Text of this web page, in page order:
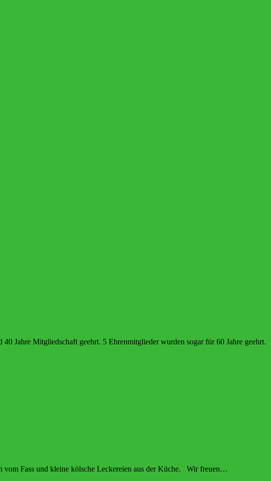
Jahre Mitgliedschaft geehrt. 5 Ehrenmitglieder wurden sogar für 60 Jahre geehrt.
Fass und kleine kölsche Leckereien aus der Küche. Wir freuen…